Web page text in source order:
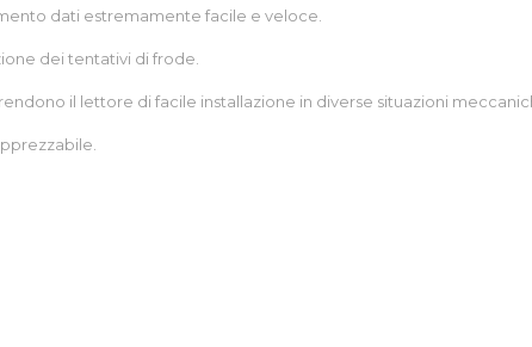
dati estremamente facile e veloce.
dei tentativi di frode.
il lettore di facile installazione in diverse situazioni